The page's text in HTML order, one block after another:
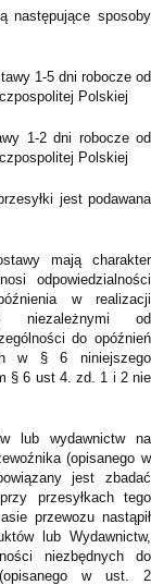
następujące sposoby
1-5 dni robocze od
Polskiej
1-2 dni robocze od
Polskiej
jest podawana
mają charakter
odpowiedzialności
w realizacji
niezależnymi od
do opóźnień
w § 6 niniejszego
§ 6 ust 4. zd. 1 i 2 nie
lub wydawnictw na
(opisanego w
jest zbadać
przesyłkach tego
przewozu nastąpił
lub Wydawnictw,
niezbędnych do
(opisanego w ust. 2